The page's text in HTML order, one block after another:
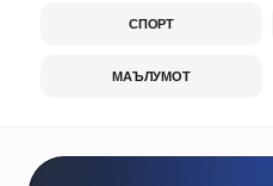
СПОРТ
МАЪЛУМОТ